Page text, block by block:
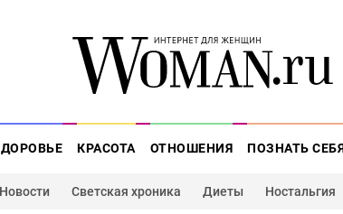
КРАСОТА ОТНОШЕНИЯ ПОЗНАТЬ
Новости Светская хроника Диеты Ностальгия